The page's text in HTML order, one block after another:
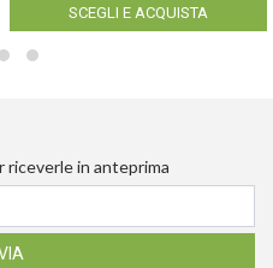
SCEGLI E ACQUISTA
in anteprima